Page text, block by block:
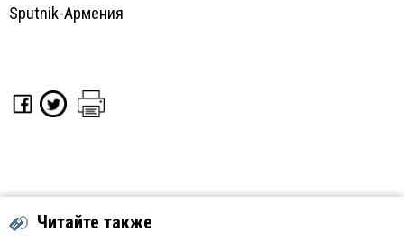
Sputnik-Армения
Читайте также